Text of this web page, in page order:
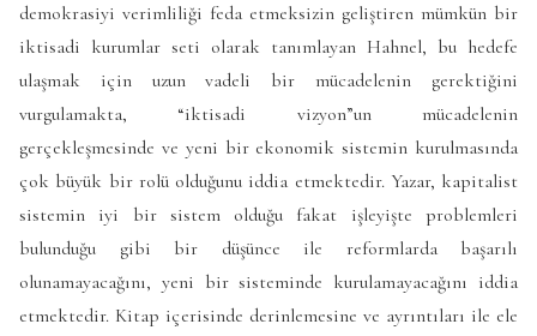
demokrasiyi verimliliği feda etmeksizin geliştiren mümkün bir
iktisadi kurumlar seti olarak tanımlayan Hahnel, bu hedefe
ulaşmak için uzun vadeli bir mücadelenin gerektiğini
vurgulamakta, “iktisadi vizyon”un mücadelenin
gerçekleşmesinde ve yeni bir ekonomik sistemin kurulmasında
çok büyük bir rolü olduğunu iddia etmektedir. Yazar, kapitalist
sistemin iyi bir sistem olduğu fakat işleyişte problemleri
bulunduğu gibi bir düşünce ile reformlarda başarılı
olunamayacağını, yeni bir sisteminde kurulamayacağını iddia
etmektedir. Kitap içerisinde derinlemesine ve ayrıntıları ile ele